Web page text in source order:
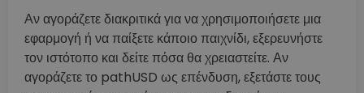
Αν αγοράζετε διακριτικά για να χρησιμοποιήσετε μια
εφαρμογή ή να παίξετε κάποιο παιχνίδι, εξερευνήστε
τον ιστότοπο και δείτε πόσα θα χρειαστείτε. Αν
αγοράζετε το pathUSD ως επένδυση, εξετάστε τους